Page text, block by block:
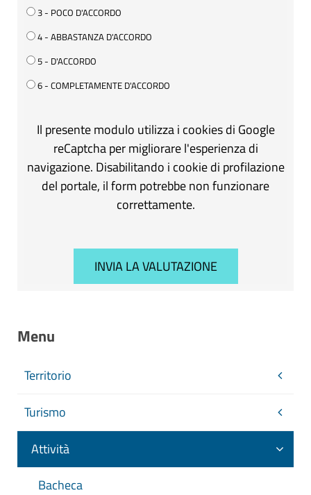
3 - POCO D'ACCORDO
4 - ABBASTANZA D'ACCORDO
5 - D'ACCORDO
6 - COMPLETAMENTE D'ACCORDO
Il presente modulo utilizza i cookies di Google
reCaptcha per migliorare l'esperienza di
navigazione. Disabilitando i cookie di profilazione
del portale, il form potrebbe non funzionare
correttamente.
Menu
Territorio
Turismo
Attività
Bacheca